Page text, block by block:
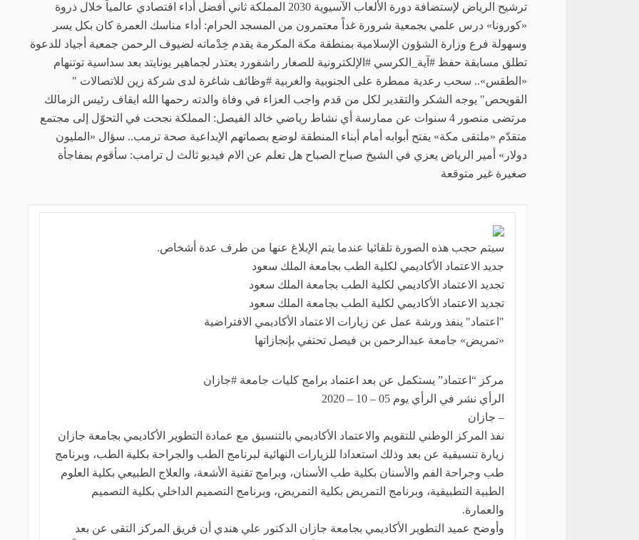
ترشيح الرياض لإستضافة دورة الألعاب الآسيوية 2030 المملكة ثاني أفضل أداء اقتصادي عالمياً خلال ذروة
«كورونا» درس علمي بجمعية شرورة غداً معتمرون من المسجد الحرام: أداء مناسك العمرة كان بكل يسر
وسهولة فرع وزارة الشؤون الإسلامية بمنطقة مكة المكرمة يقدم خِدْماته لضيوف الرحمن جمعية أجياد للدعوة
تطلق مسابقة حفظ #آية_الكرسي #الإلكترونية للصغار راشفورد يعتذر لجماهير يونايتد بعد سداسية توتنهام
«الطقس».. سحب رعدية ممطرة على الجنوبية والغربية #وظائف شاغرة لدى شركة زين للاتصالات "
القويحص" يوجه الشكر والتقدير لكل من قدم واجب العزاء في وفاة والدته رحمها الله ايقاف رئيس الزمالك
مرتضى منصور 4 سنوات عن ممارسة أي نشاط رياضي خالد الفيصل: المملكة نجحت في التحوّل إلى مجتمع
متقدّم «ملتقى مكة» يفتح أبوابه أمام أبناء المنطقة لوضع بصماتهم الإبداعية صحة ترمب.. سؤال «المليون
دولار» أمير الرياض يعزي في الشيخ صباح الصباح هل تعلم عن الام فيديو ثالث ل ترامب: سأقوم بمفاجأة
صغيرة غير متوقعة
سيتم حجب هذه الصورة تلقائيا عندما يتم الإبلاغ عنها من طرف عدة أشخاص.
جديد الاعتماد الأكاديمي لكلية الطب بجامعة الملك سعود
تجديد الاعتماد الأكاديمي لكلية الطب بجامعة الملك سعود
تجديد الاعتماد الأكاديمي لكلية الطب بجامعة الملك سعود
"اعتماد" ينفذ ورشة عمل عن زيارات الاعتماد الأكاديمي الافتراضية
«تمريض» جامعة عبدالرحمن بن فيصل تحتفي بإنجازاتها
مركز “اعتماد” يستكمل عن بعد اعتماد برامج كليات جامعة #جازان
الرأي نشر في الرأي يوم 05 – 10 – 2020
– جازان
نفذ المركز الوطني للتقويم والاعتماد الأكاديمي بالتنسيق مع عمادة التطوير الأكاديمي بجامعة جازان
زيارة تنسيقية عن بعد وذلك استعدادا للزيارات النهائية لبرنامج الطب والجراحة بكلية الطب، وبرنامج
طب وجراحة الفم والأسنان بكلية طب الأسنان، وبرامج تقنية الأشعة، والعلاج الطبيعي بكلية العلوم
الطبية التطبيقية، وبرنامج التمريض بكلية التمريض، وبرنامج التصميم الداخلي بكلية التصميم
والعمارة.
وأوضح عميد التطوير الأكاديمي بجامعة جازان الدكتور علي هندي أن فريق المركز التقى عن بعد